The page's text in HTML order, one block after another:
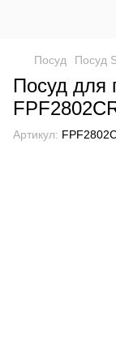
Посуд Посуд
Посуд для
Артикул: